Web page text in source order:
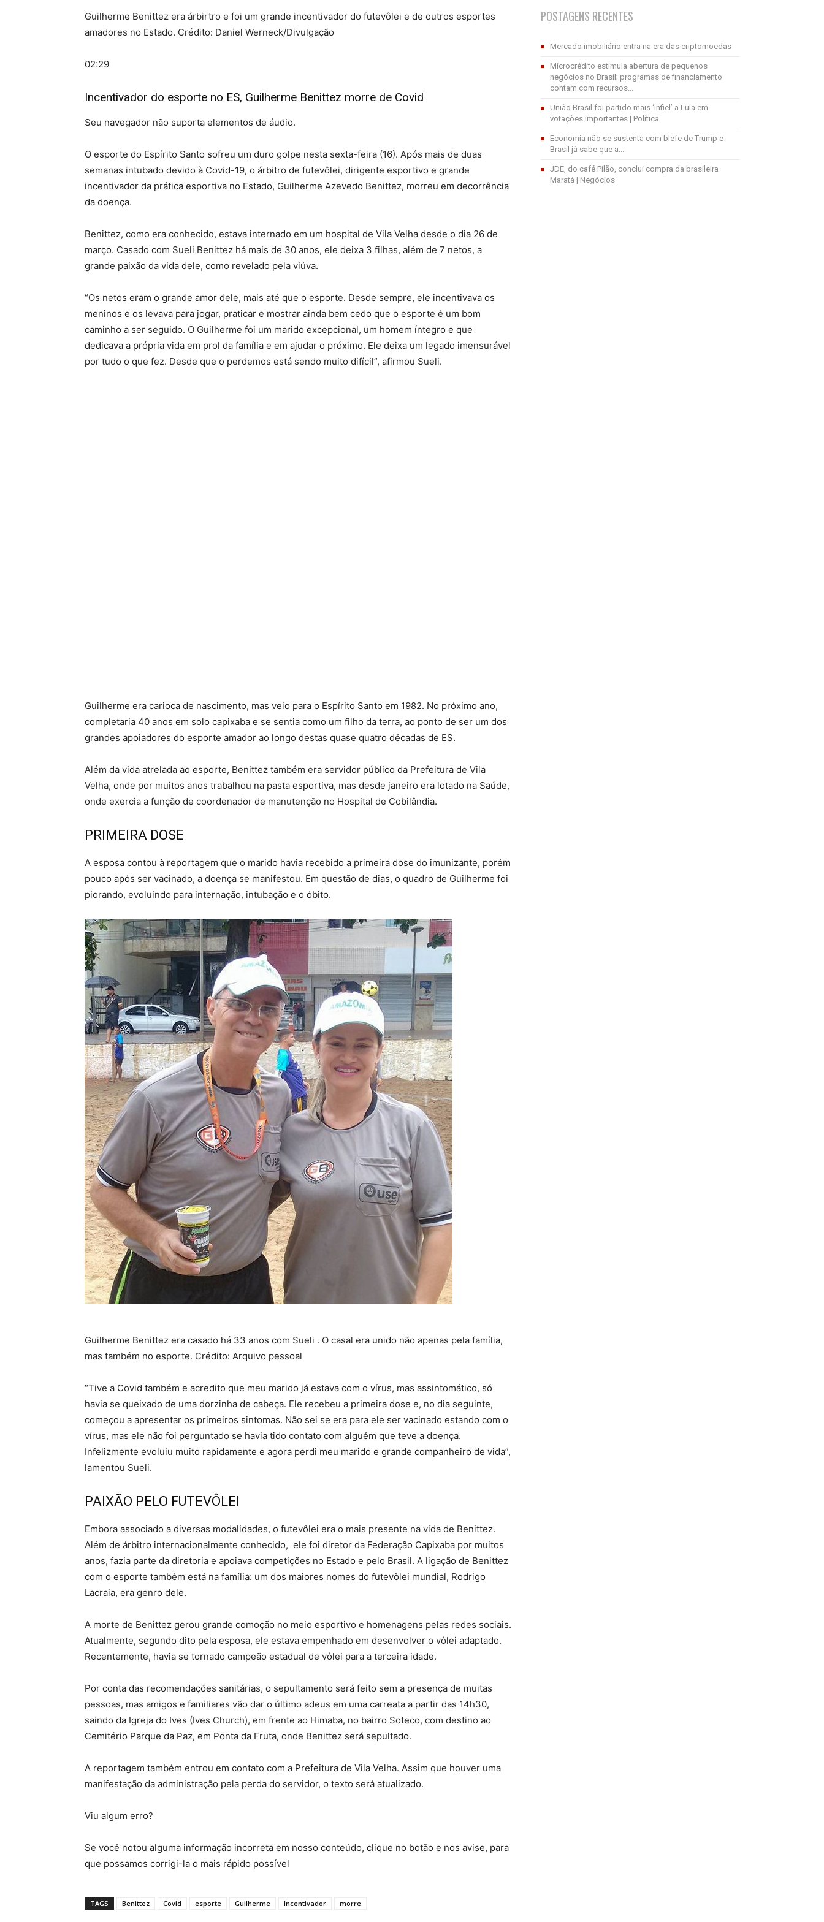
Guilherme Benittez era árbirtro e foi um grande incentivador do futevôlei e de outros esportes
amadores no Estado. Crédito: Daniel Werneck/Divulgação
02:29
Incentivador do esporte no ES, Guilherme Benittez morre de Covid
Seu navegador não suporta elementos de áudio.
O esporte do Espírito Santo sofreu um duro golpe nesta sexta-feira (16). Após mais de duas
semanas intubado devido à Covid-19, o árbitro de futevôlei, dirigente esportivo e grande
incentivador da prática esportiva no Estado, Guilherme Azevedo Benittez, morreu em decorrência
da doença.
Benittez, como era conhecido, estava internado em um hospital de Vila Velha desde o dia 26 de
março. Casado com Sueli Benittez há mais de 30 anos, ele deixa 3 filhas, além de 7 netos, a
grande paixão da vida dele, como revelado pela viúva.
“Os netos eram o grande amor dele, mais até que o esporte. Desde sempre, ele incentivava os
meninos e os levava para jogar, praticar e mostrar ainda bem cedo que o esporte é um bom
caminho a ser seguido. O Guilherme foi um marido excepcional, um homem íntegro e que
dedicava a própria vida em prol da família e em ajudar o próximo. Ele deixa um legado imensurável
por tudo o que fez. Desde que o perdemos está sendo muito difícil”, afirmou Sueli.
Guilherme era carioca de nascimento, mas veio para o Espírito Santo em 1982. No próximo ano,
completaria 40 anos em solo capixaba e se sentia como um filho da terra, ao ponto de ser um dos
grandes apoiadores do esporte amador ao longo destas quase quatro décadas de ES.
Além da vida atrelada ao esporte, Benittez também era servidor público da Prefeitura de Vila
Velha, onde por muitos anos trabalhou na pasta esportiva, mas desde janeiro era lotado na Saúde,
onde exercia a função de coordenador de manutenção no Hospital de Cobilândia.
PRIMEIRA DOSE
A esposa contou à reportagem que o marido havia recebido a primeira dose do imunizante, porém
pouco após ser vacinado, a doença se manifestou. Em questão de dias, o quadro de Guilherme foi
piorando, evoluindo para internação, intubação e o óbito.
Guilherme Benittez era casado há 33 anos com Sueli . O casal era unido não apenas pela família,
mas também no esporte. Crédito: Arquivo pessoal
“Tive a Covid também e acredito que meu marido já estava com o vírus, mas assintomático, só
havia se queixado de uma dorzinha de cabeça. Ele recebeu a primeira dose e, no dia seguinte,
começou a apresentar os primeiros sintomas. Não sei se era para ele ser vacinado estando com o
vírus, mas ele não foi perguntado se havia tido contato com alguém que teve a doença.
Infelizmente evoluiu muito rapidamente e agora perdi meu marido e grande companheiro de vida”,
lamentou Sueli.
PAIXÃO PELO FUTEVÔLEI
Embora associado a diversas modalidades, o futevôlei era o mais presente na vida de Benittez.
Além de árbitro internacionalmente conhecido, ele foi diretor da Federação Capixaba por muitos
anos, fazia parte da diretoria e apoiava competições no Estado e pelo Brasil. A ligação de Benittez
com o esporte também está na família: um dos maiores nomes do futevôlei mundial, Rodrigo
Lacraia, era genro dele.
A morte de Benittez gerou grande comoção no meio esportivo e homenagens pelas redes sociais.
Atualmente, segundo dito pela esposa, ele estava empenhado em desenvolver o vôlei adaptado.
Recentemente, havia se tornado campeão estadual de vôlei para a terceira idade.
Por conta das recomendações sanitárias, o sepultamento será feito sem a presença de muitas
pessoas, mas amigos e familiares vão dar o último adeus em uma carreata a partir das 14h30,
saindo da Igreja do Ives (Ives Church), em frente ao Himaba, no bairro Soteco, com destino ao
Cemitério Parque da Paz, em Ponta da Fruta, onde Benittez será sepultado.
A reportagem também entrou em contato com a Prefeitura de Vila Velha. Assim que houver uma
manifestação da administração pela perda do servidor, o texto será atualizado.
Viu algum erro?
Se você notou alguma informação incorreta em nosso conteúdo, clique no botão e nos avise, para
que possamos corrigi-la o mais rápido possível
TAGS Benittez Covid esporte Guilherme Incentivador morre
POSTAGENS RECENTES
Mercado imobiliário entra na era das criptomoedas
Microcrédito estimula abertura de pequenos
negócios no Brasil; programas de financiamento
contam com recursos...
União Brasil foi partido mais ‘infiel’ a Lula em
votações importantes | Política
Economia não se sustenta com blefe de Trump e
Brasil já sabe que a...
JDE, do café Pilão, conclui compra da brasileira
Maratá | Negócios